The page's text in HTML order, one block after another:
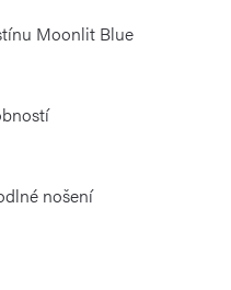
Moonlit Blue
nošení